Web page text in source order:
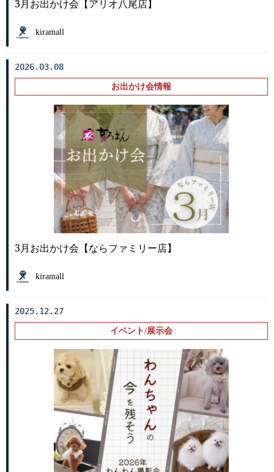
3月お出かけ会【アリオ八尾店】
kiramall
2026.03.08
お出かけ会情報
3月お出かけ会【ならファミリー店】
kiramall
2025.12.27
イベント/展示会